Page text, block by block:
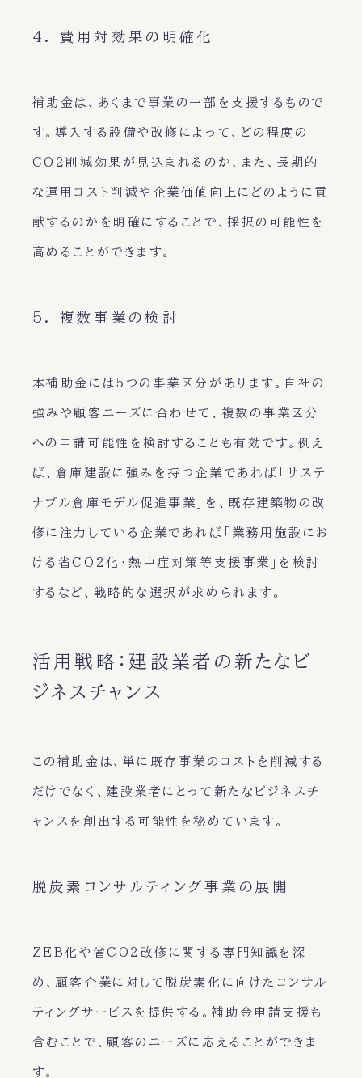
4. 費用対効果の明確化
補助金は、あくまで事業の一部を支援するもので
す。導入する設備や改修によって、どの程度の
CO2削減効果が見込まれるのか、また、長期的
な運用コスト削減や企業価値向上にどのように貢
献するのかを明確にすることで、採択の可能性を
高めることができます。
5. 複数事業の検討
本補助金には5つの事業区分があります。自社の
強みや顧客ニーズに合わせて、複数の事業区分
への申請可能性を検討することも有効です。例え
ば、倉庫建設に強みを持つ企業であれば「サステ
ナブル倉庫モデル促進事業」を、既存建築物の改
修に注力している企業であれば「業務用施設にお
ける省CO2化・熱中症対策等支援事業」を検討
するなど、戦略的な選択が求められます。
活用戦略：建設業者の新たなビ
ジネスチャンス
この補助金は、単に既存事業のコストを削減する
だけでなく、建設業者にとって新たなビジネスチ
ャンスを創出する可能性を秘めています。
脱炭素コンサルティング事業の展開
ZEB化や省CO2改修に関する専門知識を深
め、顧客企業に対して脱炭素化に向けたコンサル
ティングサービスを提供する。補助金申請支援も
含むことで、顧客のニーズに応えることができま
す。